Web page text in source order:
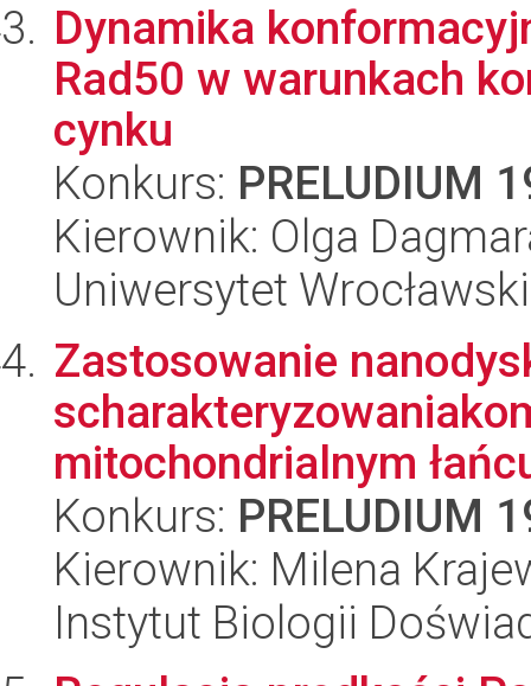
Dynamika
Rad50 w warunkach
cynku
Konkurs: PRELUDIUM
Kierownik: Olga
Uniwersytet
Zastosowanie
mitochondrialnym
Konkurs: PRELUDIUM
Kierownik: Milena
Instytut Biologii